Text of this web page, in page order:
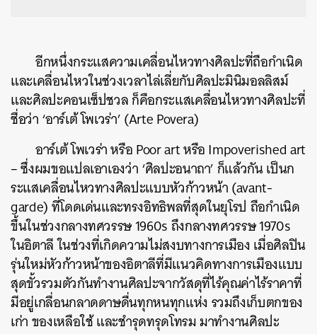
อีกหนึ่งกระแสความเคลื่อนไหวทางศิลปะที่ถือกำเนิด
และเคลื่อนไหวในช่วงเวลาไล่เลี่ยกับศิลปะมินิมอลลิสม์
และศิลปะคอนเซ็ปชวล ก็คือกระแสเคลื่อนไหวทางศิลปะที่
ชื่อว่า ‘อาร์เต้ โพเวร่า’ (Arte Povera)
อาร์เต้ โพเวร่า หรือ Poor art หรือ Impoverished art
– ซึ่งผมขอแปลเอาเองว่า ‘ศิลปะอนาถา’ ก็แล้วกัน เป็นก
ระแสเคลื่อนไหวทางศิลปะแบบหัวก้าวหน้า (avant-
garde) ที่โดดเด่นและทรงอิทธิพลที่สุดในยุโรป ถือกำเนิด
ขึ้นในช่วงกลางทศวรรษ 1960s ถึงกลางทศวรรษ 1970s
ในอิตาลี ในช่วงที่เกิดความไม่สงบทางการเมือง เมื่อศิลปิน
รุ่นใหม่หัวก้าวหน้าของอิตาลีที่มีแนวคิดทางการเมืองแบบ
สุดขั้วรวมตัวกันทำงานศิลปะจากวัสดุที่ไร้คุณค่าไร้ราคาที่
มีอยู่เกลื่อนกลาดดาษดื่นทุกหนทุกแห่ง รวมถึงเก็บตกของ
เก่า ของเหลือใช้ และชำรุดทรุดโทรม มาทำงานศิลปะ